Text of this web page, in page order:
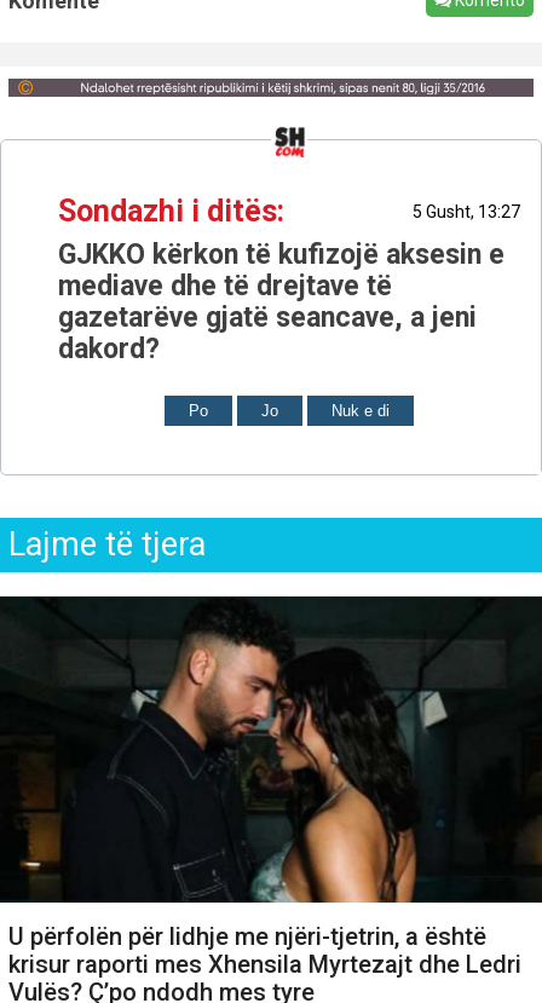
Sondazhi i ditës: 5 Gusht, 13:27
GJKKO kërkon të kufizojë aksesin e
mediave dhe të drejtave të
gazetarëve gjatë seancave, a jeni
dakord?
Po Jo Nuk e di
Lajme të tjera
U përfolën për lidhje me njëri-tjetrin, a është
krisur raporti mes Xhensila Myrtezajt dhe Ledri
Vulës? Ç’po ndodh mes tyre